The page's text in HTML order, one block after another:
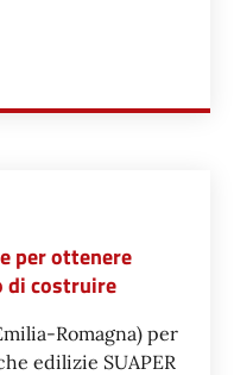
ESPOSTO PER
per ottenere
di costruire
Romagna) per
edilizie SUAPER